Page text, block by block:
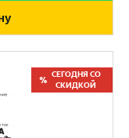
СЕГОДНЯ СО
СКИДКОЙ